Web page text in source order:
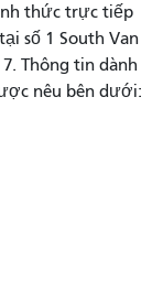
thức trực tiếp
số 1 South Van
Thông tin dành
nêu bên dưới: